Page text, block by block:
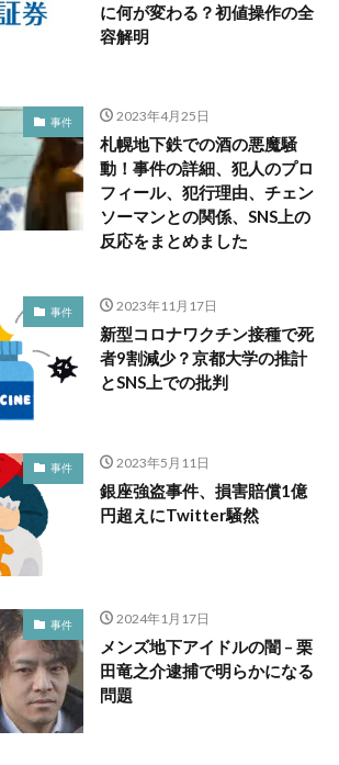
に何が変わる？初値操作の全
容解明
事件 2023年4月25日
札幌地下鉄での酒の悪魔騒
動！事件の詳細、犯人のプロ
フィール、犯行理由、チェン
ソーマンとの関係、SNS上の
反応をまとめました
事件 2023年11月17日
新型コロナワクチン接種で死
者9割減少？京都大学の推計
とSNS上での批判
事件 2023年5月11日
銀座強盗事件、損害賠償1億
円超えにTwitter騒然
事件 2024年1月17日
メンズ地下アイドルの闇 – 栗
田竜之介逮捕で明らかになる
問題